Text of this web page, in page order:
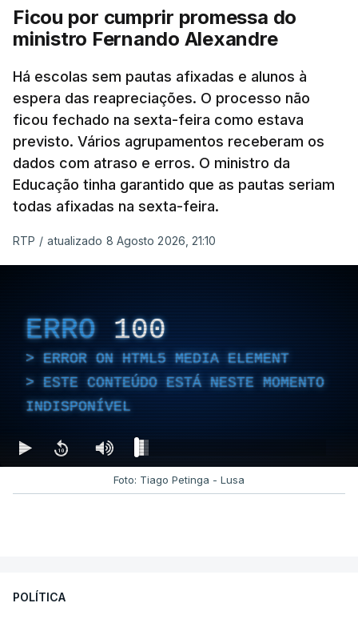
Ficou por cumprir promessa do
ministro Fernando Alexandre
Há escolas sem pautas afixadas e alunos à
espera das reapreciações. O processo não
ficou fechado na sexta-feira como estava
previsto. Vários agrupamentos receberam os
dados com atraso e erros. O ministro da
Educação tinha garantido que as pautas seriam
todas afixadas na sexta-feira.
RTP / atualizado 8 Agosto 2026, 21:10
ERRO 100
ERROR ON HTML5 MEDIA ELEMENT
ESTE CONTEÚDO ESTÁ NESTE MOMENTO
INDISPONÍVEL
Foto: Tiago Petinga - Lusa
POLÍTICA